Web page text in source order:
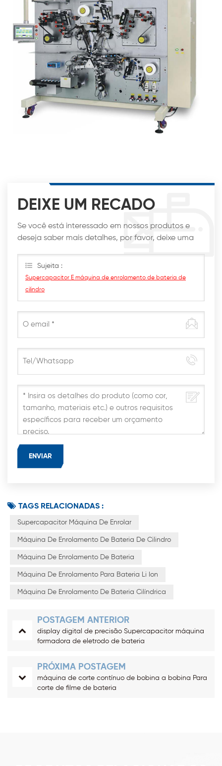
DEIXE UM RECADO
Se você está interessado em nossos produtos e
deseja saber mais detalhes, por favor, deixe uma
possível.Sujeita :
Supercapacitor E máquina de enrolamento de bateria de
cilindro
TAGS RELACIONADAS :
Supercapacitor Máquina De Enrolar
Máquina De Enrolamento De Bateria De Cilindro
Máquina De Enrolamento De Bateria
Máquina De Enrolamento Para Bateria Li Ion
Máquina De Enrolamento De Bateria Cilíndrica
POSTAGEM ANTERIOR
display digital de precisão Supercapacitor máquina
formadora de eletrodo de bateria
PRÓXIMA POSTAGEM
máquina de corte contínuo de bobina a bobina Para
corte de filme de bateria